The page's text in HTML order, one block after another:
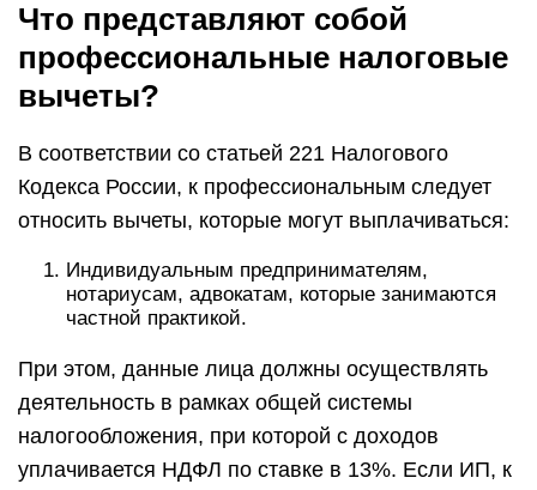
Что представляют собой
профессиональные налоговые
вычеты?
В соответствии со статьей 221 Налогового
Кодекса России, к профессиональным следует
относить вычеты, которые могут выплачиваться:
Индивидуальным предпринимателям,
нотариусам, адвокатам, которые занимаются
частной практикой.
При этом, данные лица должны осуществлять
деятельность в рамках общей системы
налогообложения, при которой с доходов
уплачивается НДФЛ по ставке в 13%. Если ИП, к